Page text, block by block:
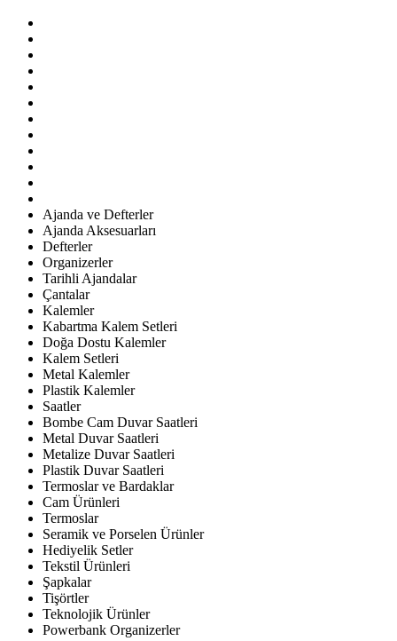
Ajanda ve Defterler
Ajanda Aksesuarları
Defterler
Organizerler
Tarihli Ajandalar
Çantalar
Kalemler
Kabartma Kalem Setleri
Doğa Dostu Kalemler
Kalem Setleri
Metal Kalemler
Plastik Kalemler
Saatler
Bombe Cam Duvar Saatleri
Metal Duvar Saatleri
Metalize Duvar Saatleri
Plastik Duvar Saatleri
Termoslar ve Bardaklar
Cam Ürünleri
Termoslar
Seramik ve Porselen Ürünler
Hediyelik Setler
Tekstil Ürünleri
Şapkalar
Tişörtler
Teknolojik Ürünler
Powerbank Organizerler